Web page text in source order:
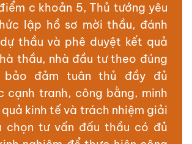
c khoản 5, Thủ tướng yêu
lập hồ sơ mời thầu, đánh
thầu và phê duyệt kết quả
thầu, nhà đầu tư theo đúng
bảo đảm tuân thủ đầy đủ
cạnh tranh, công bằng, minh
kinh tế và trách nhiệm giải
chọn tư vấn đấu thầu có đủ